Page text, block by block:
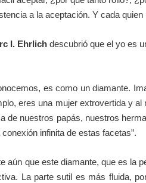
a la aceptación. Y cada
I. Ehrlich descubrió que el yo es
es como un diamante.
eres una mujer extrovertida y
de nuestros papás, nuestros
infinita de estas facetas”.
aún que este diamante, que es la
La parte sutil es más fluida,